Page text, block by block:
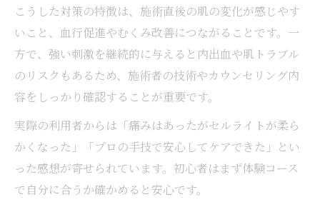
セルライトはマッサージだけでなくなるか
徹底比較
セルライト潰し千葉で注目のセルフケア方
法とは
足痩せエステ千葉とセルフケアでの違いを
知る
続けやすい千葉県の対策でセルライトを目立た
なくする
セルライト対策は続けやすさが最重要ポイ
こうした対策の特徴は、施術直後の肌の変化が感じやす
いこと、血行促進やむくみ改善につながることです。一
方で、強い刺激を継続的に与えると内出血や肌トラブル
のリスクもあるため、施術者の技術やカウンセリング内
容をしっかり確認することが重要です。
実際の利用者からは「痛みはあったがセルライトが柔ら
かくなった」「プロの手技で安心してケアできた」とい
った感想が寄せられています。初心者はまず体験コース
で自分に合うか確かめると安心です。